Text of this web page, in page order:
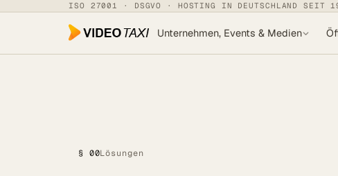
Zum Hauptinhalt springenISO 27001 · DSGVO · HOSTING IN DEUTSCHLAND SEIT
Unternehmen, Events & Medien
SPEECH Events
§ 00Lösungen